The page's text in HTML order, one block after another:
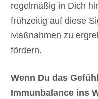
regelmäßig in Dich
frühzeitig auf diese
Maßnahmen zu
fördern.
Wenn Du das
Immunbalance ins